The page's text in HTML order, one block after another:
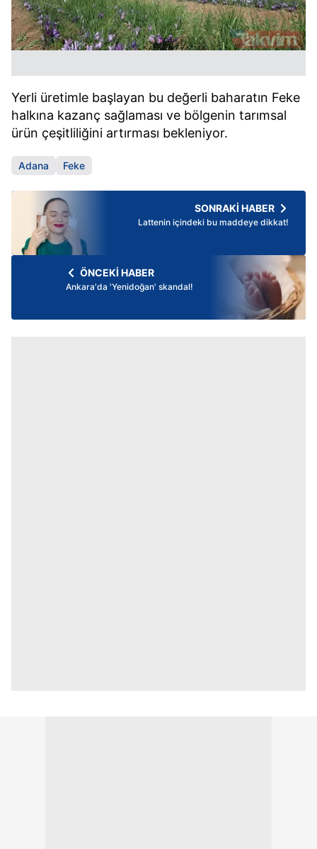
Yerli üretimle başlayan bu değerli baharatın Feke
halkına kazanç sağlaması ve bölgenin tarımsal
ürün çeşitliliğini artırması bekleniyor.
Adana Feke
SONRAKİ HABER
Lattenin içindeki bu maddeye dikkat!
ÖNCEKİ HABER
Ankara'da 'Yenidoğan' skandal!